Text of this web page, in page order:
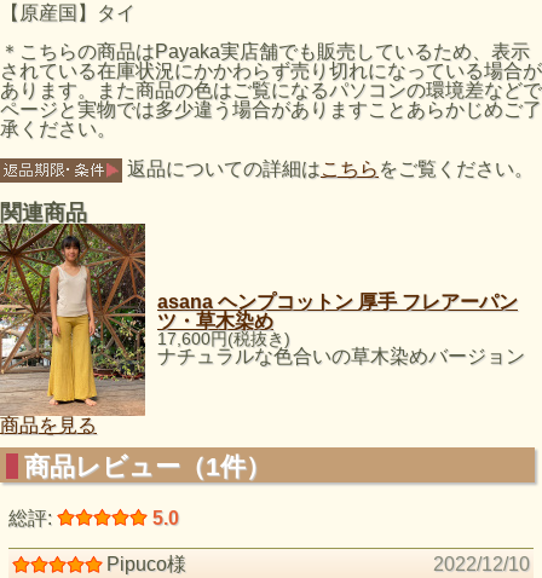
【原産国】タイ
＊こちらの商品はPayaka実店舗でも販売しているため、表示
されている在庫状況にかかわらず売り切れになっている場合が
あります。また商品の色はご覧になるパソコンの環境差などで
ページと実物では多少違う場合がありますことあらかじめご了
承ください。
返品についての詳細はこちら をご覧ください。
関連商品
商品を見る
asana ヘンプコットン 厚手 フレアーパン
ツ・草木染め
17,600円(税抜き)
ナチュラルな色合いの草木染めバージョン
商品レビュー（1件）
総評: 5.0
Pipuco様
2022/12/10